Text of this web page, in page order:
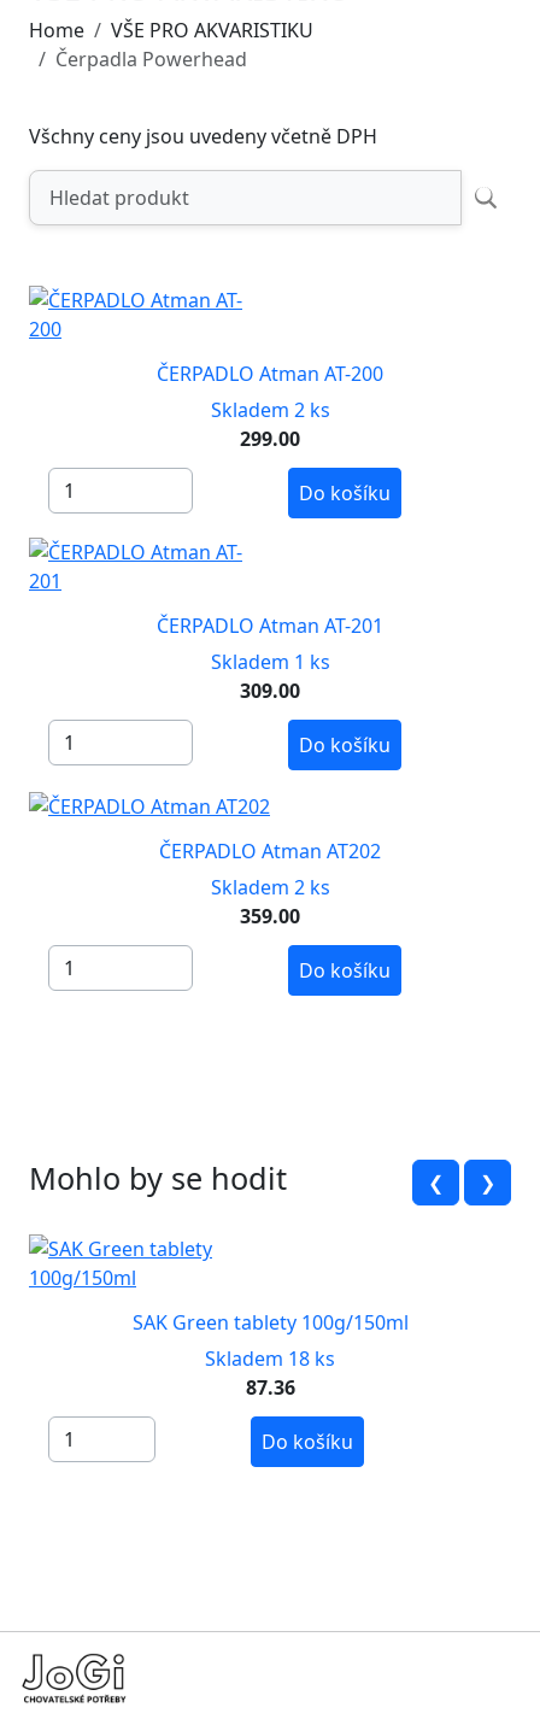
Home
VŠE PRO AKVARISTIKU
Čerpadla Powerhead
Všchny ceny jsou uvedeny včetně DPH
ČERPADLO Atman AT-200
Skladem 2 ks
299.00
Do košíku
ČERPADLO Atman AT-201
Skladem 1 ks
309.00
Do košíku
ČERPADLO Atman AT202
Skladem 2 ks
359.00
Do košíku
Mohlo by se hodit ❮ ❯
SAK Green tablety 100g/150ml
Skladem 18 ks
87.36
Do košíku